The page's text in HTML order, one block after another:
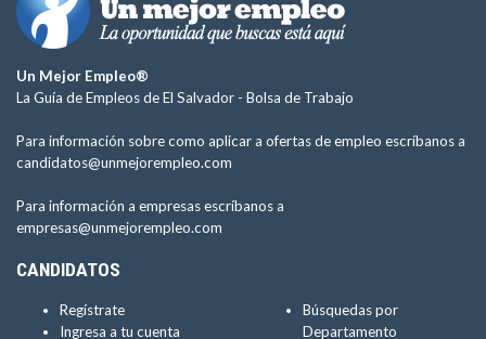
Un Mejor Empleo®
La Guía de Empleos de El Salvador - Bolsa de Trabajo
Para información sobre como aplicar a ofertas de empleo escríbanos a
candidatos@unmejorempleo.com
Para información a empresas escríbanos a
empresas@unmejorempleo.com
CANDIDATOS
Regístrate
Ingresa a tu cuenta
Búsquedas por
Departamento